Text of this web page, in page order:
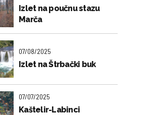
Izlet na poučnu stazu
Marča
07/08/2025
Izlet na Štrbački buk
07/07/2025
Kaštelir-Labinci